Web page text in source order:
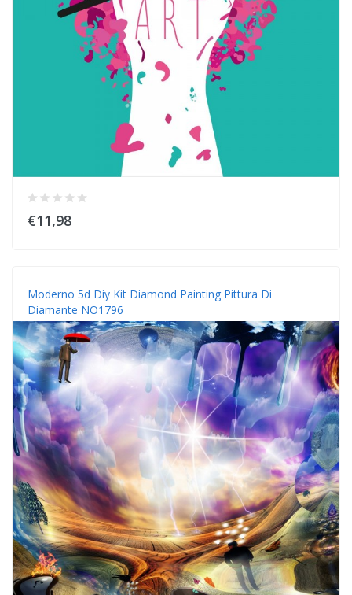
€11,98
Moderno 5d Diy Kit Diamond Painting Pittura Di
Diamante NO1796